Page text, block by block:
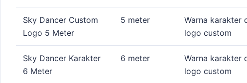
Sky Dancer Custom
Logo 5 Meter
5 meter
Warna karakter
logo custom
Sky Dancer Karakter
6 Meter
6 meter
Warna karakter
logo custom